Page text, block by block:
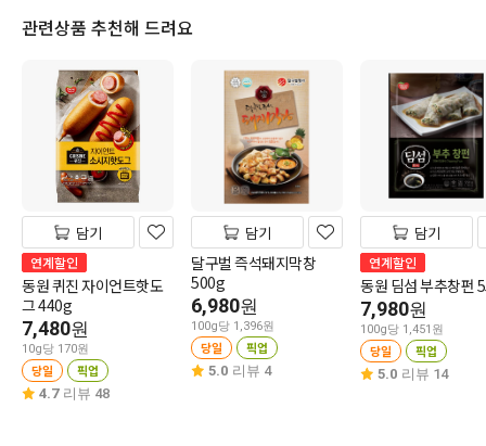
관련상품 추천해 드려요
담기
연계할인
동원 퀴진 자이언트핫도
그 440g
7,480원
10g당 170원
당일 픽업
4.7 리뷰 48
담기
달구벌 즉석돼지막창
500g
6,980원
100g당 1,396원
당일 픽업
5.0 리뷰 4
담기
연계할인
동원 딤섬 부추창펀
7,980원
100g당 1,451원
당일 픽업
5.0 리뷰 14